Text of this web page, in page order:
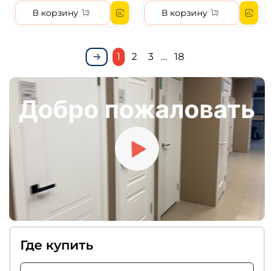
В корзину В корзину
1 2 3 … 18
Где купить